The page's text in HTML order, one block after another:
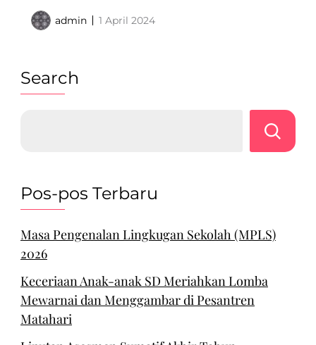
admin 1 April 2024
Search
Pos-pos Terbaru
Masa Pengenalan Lingkugan Sekolah (MPLS)
2026
Keceriaan Anak-anak SD Meriahkan Lomba
Mewarnai dan Menggambar di Pesantren
Matahari